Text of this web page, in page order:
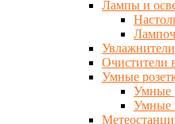
Лампы и
Увлажнители
Очистители
Умные
Умные
Умные